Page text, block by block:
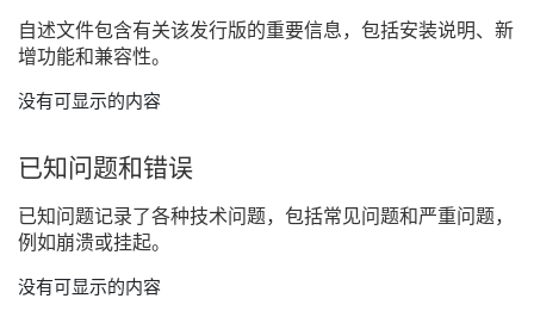
自述文件包含有关该发行版的重要信息， 包括安装说明、 新
增功能和兼容性。
没有可显示的内容
已知问题和错误
已知问题记录了各种技术问题， 包括常见问题和严重问题，
例如崩溃或挂起。
没有可显示的内容